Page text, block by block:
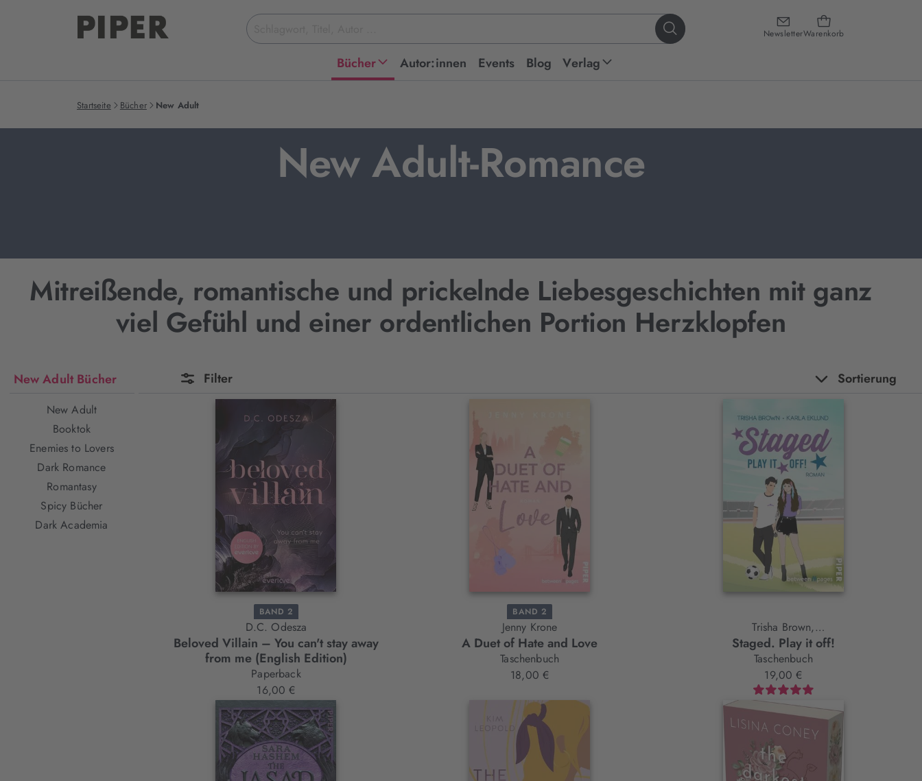
NewsletterWarenkorb
Suchbegriff
eingeben
Bücher Autor:innen Events Blog Verlag
Startseite Bücher New Adult
New Adult-Romance
Mitreißende, romantische und prickelnde Liebesgeschichten mit ganz
viel Gefühl und einer ordentlichen Portion Herzklopfen
New Adult Bücher
New Adult
Booktok
Enemies to Lovers
Dark Romance
Romantasy
Spicy Bücher
Dark Academia
Filter Sortierung
BAND 2
D.C. Odesza
Beloved Villain – You can't stay away
from me (English Edition)
Paperback
16,00 €
BAND 2
Jenny Krone
A Duet of Hate and Love
Taschenbuch
18,00 €
Trisha Brown,
Karla Eklund
Staged. Play it off!
Taschenbuch
19,00 €